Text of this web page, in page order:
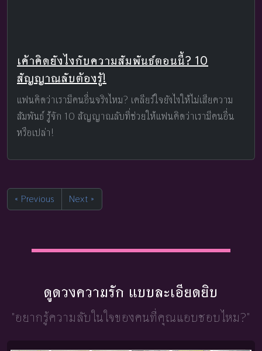
เค้าคิดยังไงกับความสัมพันธ์ตอนนี้? 10
สัญญาณลับต้องรู้!
แฟนคิดว่าเรามีคนอื่นจริงไหม? เคลียร์ใจยังไงให้ไม่เสียความ
สัมพันธ์ รู้จัก 10 สัญญาณลับที่ช่วยให้แฟนคิดว่าเรามีคนอื่น
หรือเปล่า!
« Previous Next »
ดูดวงความรัก แบบละเอียดยิบ
"อยากรู้ความลับในใจของคนที่คุณแอบชอบไหม?"